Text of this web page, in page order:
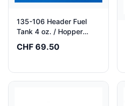
135-106 Header Fuel
Tank 4 oz. / Hopper
CHF 69.50